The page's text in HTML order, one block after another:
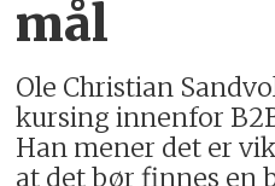
mål
Ole Christian
kursing innenfor
Han mener det er
at det bør finnes en